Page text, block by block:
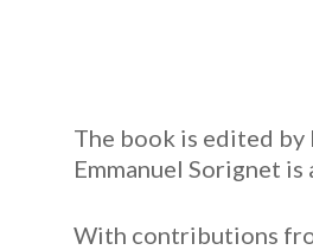
The book is edited by
Emmanuel Sorignet
With contributions